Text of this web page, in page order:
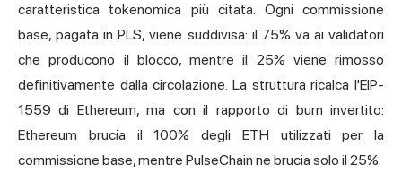
caratteristica tokenomica più citata. Ogni commissione
base, pagata in PLS, viene suddivisa: il 75% va ai validatori
che producono il blocco, mentre il 25% viene rimosso
definitivamente dalla circolazione. La struttura ricalca l'EIP-
1559 di Ethereum, ma con il rapporto di burn invertito:
Ethereum brucia il 100% degli ETH utilizzati per la
commissione base, mentre PulseChain ne brucia solo il 25%.